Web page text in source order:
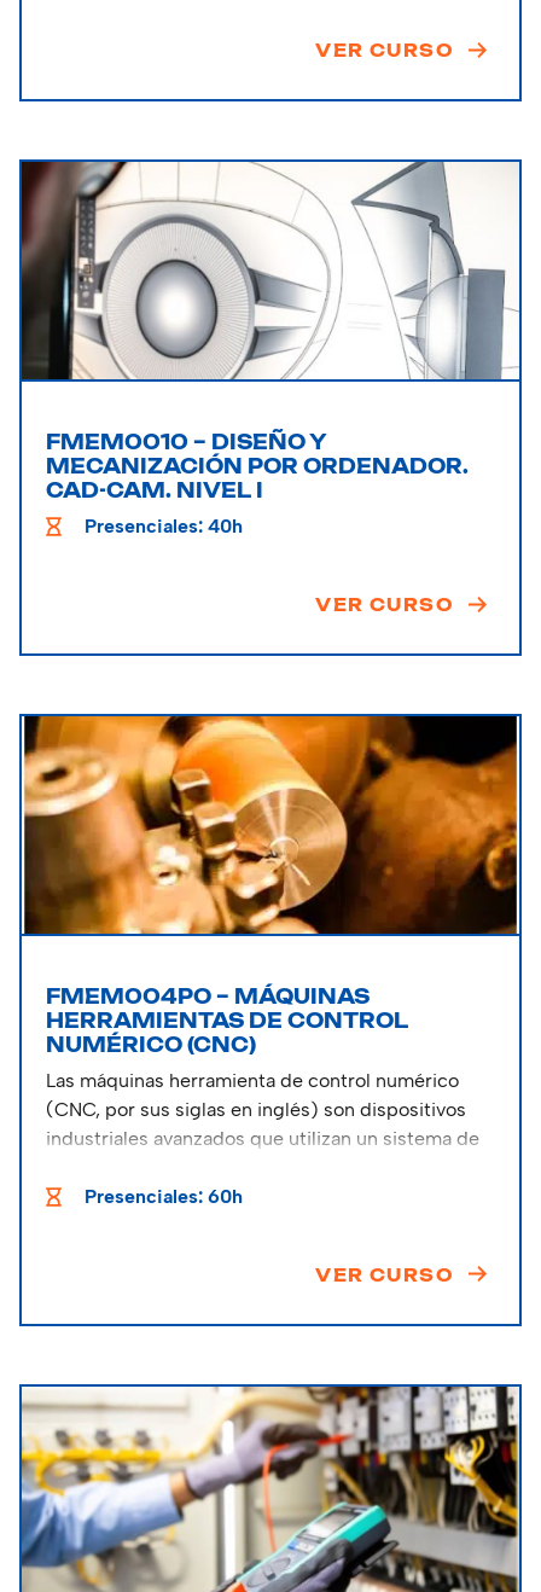
VER CURSO
FMEM0010 – DISEÑO Y
MECANIZACIÓN POR ORDENADOR.
CAD-CAM. NIVEL I
Presenciales: 40h
VER CURSO
FMEM004PO – MÁQUINAS
HERRAMIENTAS DE CONTROL
NUMÉRICO (CNC)
Las máquinas herramienta de control numérico
(CNC, por sus siglas en inglés) son dispositivos
industriales avanzados que utilizan un sistema de
precisar la operación de herramientas de corte y
Presenciales: 60h
VER CURSO